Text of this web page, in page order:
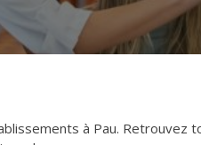
à Pau. Retrouvez